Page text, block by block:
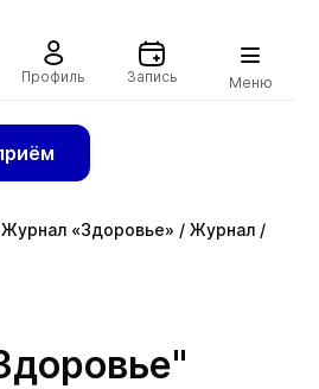
Профиль Запись Меню
Журнал «Здоровье» / Журнал /